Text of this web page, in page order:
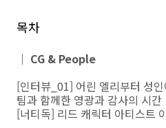
목차
｜ CG & People
[인터뷰_01] 어린 엘리부터 성
팀과 함께한 영광과 감사의 시간
[너티독] 리드 캐릭터 아티스트